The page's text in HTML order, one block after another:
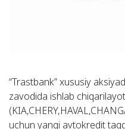
“Trastbank” xususiy
zavodida ishlab
uchun yangi avtokredit